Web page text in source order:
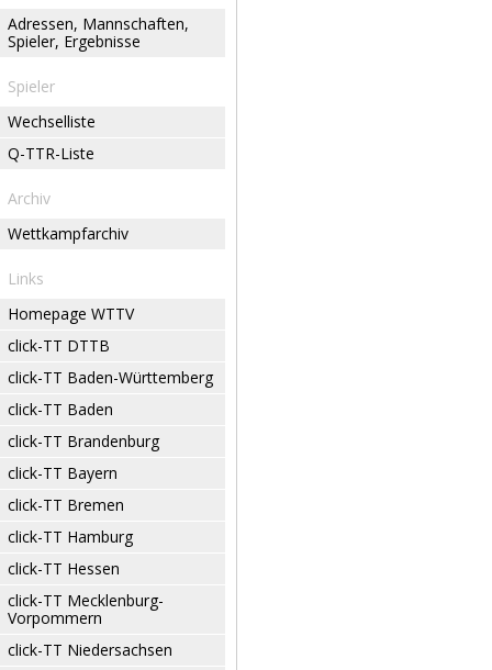
Adressen, Mannschaften,
Spieler, Ergebnisse
Spieler
Wechselliste
Q-TTR-Liste
Archiv
Wettkampfarchiv
Links
Homepage WTTV
click-TT DTTB
click-TT Baden-Württemberg
click-TT Baden
click-TT Brandenburg
click-TT Bayern
click-TT Bremen
click-TT Hamburg
click-TT Hessen
click-TT Mecklenburg-
Vorpommern
click-TT Niedersachsen